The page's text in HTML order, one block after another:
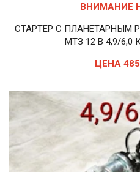
ВНИМАНИЕ
СТАРТЕР С ПЛАНЕТАРНЫМ
МТЗ 12 В 4,9/6,0
ЦЕНА